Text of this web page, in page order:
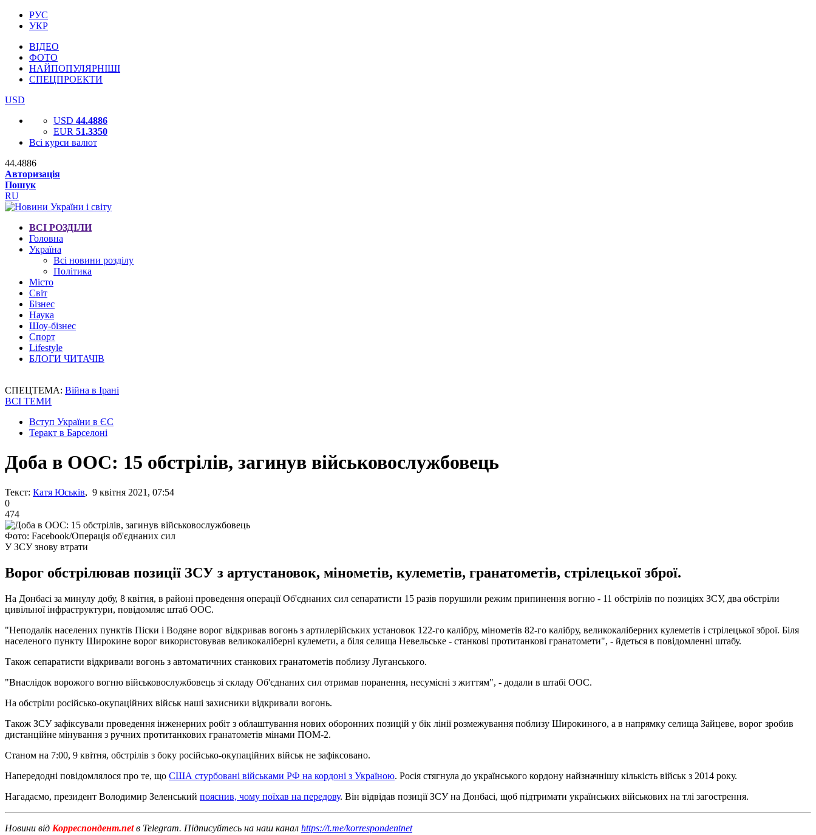
РУС
УКР
ВІДЕО
ФОТО
НАЙПОПУЛЯРНІШІ
СПЕЦПРОЕКТИ
USD
USD 44.4886
EUR 51.3350
Всі курси валют
44.4886
Авторизація
Пошук
RU
ВСІ РОЗДІЛИ
Головна
Україна
Всі новини розділу
Політика
Місто
Світ
Бізнес
Наука
Шоу-бізнес
Спорт
Lifestyle
БЛОГИ ЧИТАЧІВ
СПЕЦТЕМА: Війна в Ірані
ВСІ ТЕМИ
Вступ України в ЄС
Теракт в Барселоні
Доба в ООС: 15 обстрілів, загинув військовослужбовець
Текст: Катя Юськів, 9 квітня 2021, 07:54
0
474
Фото: Facebook/Операція об'єднаних сил
У ЗСУ знову втрати
Ворог обстрілював позиції ЗСУ з артустановок, мінометів, кулеметів, гранатометів, стрілецької зброї.
На Донбасі за минулу добу, 8 квітня, в районі проведення операції Об'єднаних сил сепаратисти 15 разів порушили режим припинення вогню - 11 обстрілів по позиціях ЗСУ, два обстріли
цивільної інфраструктури, повідомляє штаб ООС.
"Неподалік населених пунктів Піски і Водяне ворог відкривав вогонь з артилерійських установок 122-го калібру, мінометів 82-го калібру, великокаліберних кулеметів і стрілецької зброї. Біля
населеного пункту Широкине ворог використовував великокаліберні кулемети, а біля селища Невельське - станкові протитанкові гранатомети", - йдеться в повідомленні штабу.
Також сепаратисти відкривали вогонь з автоматичних станкових гранатометів поблизу Луганського.
"Внаслідок ворожого вогню військовослужбовець зі складу Об'єднаних сил отримав поранення, несумісні з життям", - додали в штабі ООС.
На обстріли російсько-окупаційних військ наші захисники відкривали вогонь.
Також ЗСУ зафіксували проведення інженерних робіт з облаштування нових оборонних позицій у бік лінії розмежування поблизу Широкиного, а в напрямку селища Зайцеве, ворог зробив
дистанційне мінування з ручних протитанкових гранатометів мінами ПОМ-2.
Станом на 7:00, 9 квітня, обстрілів з боку російсько-окупаційних військ не зафіксовано.
Напередодні повідомлялося про те, що США стурбовані військами РФ на кордоні з Україною. Росія стягнула до українського кордону найзначнішу кількість військ з 2014 року.
Нагадаємо, президент Володимир Зеленський пояснив, чому поїхав на передову. Він відвідав позиції ЗСУ на Донбасі, щоб підтримати українських військових на тлі загострення.
Новини від Корреспондент.netв Telegram. Підписуйтесь на наш канал https://t.me/korrespondentnet